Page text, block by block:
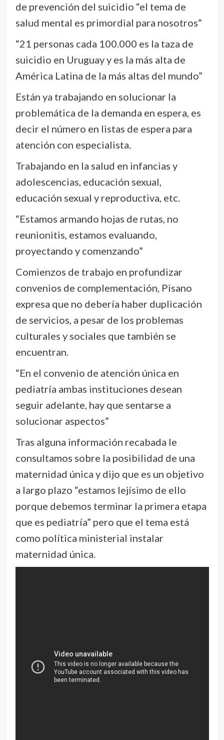
de prevención del suicidio “el tema de
salud mental es primordial para nosotros”
“21 personas cada 100.000 es la taza de
suicidio en Uruguay y es la más alta de
América Latina de la más altas del mundo”
Están ya trabajando en solucionar la
problemática de la demanda en espera, es
decir el número en listas de espera para
atención con especialista.
Trabajando en la salud en infancias y
adolescencias, educación sexual,
educación sexual y reproductiva, etc.
“Estamos armando hojas de rutas, no
reunionitis, estamos evaluando,
proyectando y comenzando”
Comienzos de trabajo en profundizar
convenios de complementación, Pisano
expresa que no debería haber duplicación
de servicios, a pesar de los problemas
culturales y sociales que también se
encuentran.
“En el convenio de atención única en
pediatría ambas instituciones desean
seguir adelante, hay que sentarse a
solucionar aspectos”
Tras alguna información recabada le
consultamos sobre la posibilidad de una
maternidad única y dijo que es un objetivo
a largo plazo “estamos lejísimo de ello
porque debemos terminar la primera etapa
que es pediatría” pero que el tema está
como política ministerial instalar
maternidad única.